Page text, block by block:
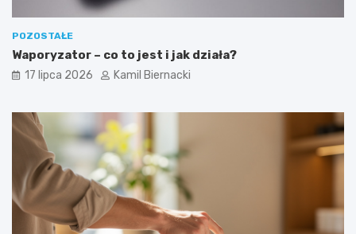
POZOSTAŁE
Waporyzator – co to jest i jak działa?
17 lipca 2026 Kamil Biernacki